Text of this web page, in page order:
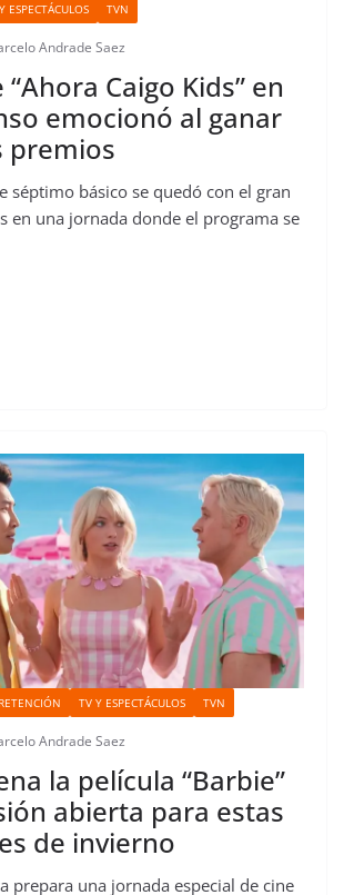
ESPECTÁCULOS TVN
Andrade Saez
Caigo Kids” en
emocionó al ganar
premios
séptimo básico se quedó con el gran
en una jornada donde el programa se
TV Y ESPECTÁCULOS TVN
Andrade Saez
la película “Barbie”
abierta para estas
de invierno
prepara una jornada especial de cine